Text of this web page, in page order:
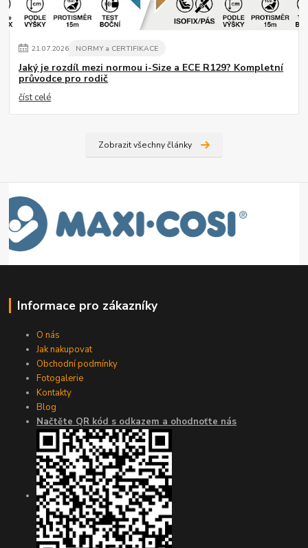
21.07.2026 NORMY a CERTIFIKACE
Jaký je rozdíl mezi normou i-Size a ECE R129? Kompletní
průvodce pro rodič
číst celé
Zobrazit všechny články
Informace pro zákazníky
O nás
Jak nakupovat
Obchodní podmínky
Fotogalerie
Kontakty
Blog
Načtěte QR kód s odkazem a ohodnoťte nás